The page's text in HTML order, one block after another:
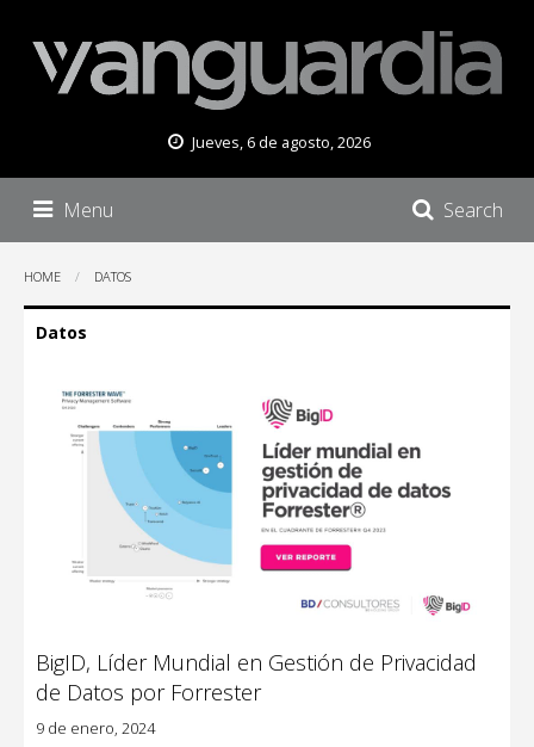
Jueves, 6 de agosto, 2026
Menu Search
HOME DATOS
Datos
BigID, Líder Mundial en Gestión de Privacidad
de Datos por Forrester
9 de enero, 2024